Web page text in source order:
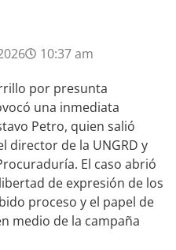
10:37 am
por presunta
una inmediata
Petro, quien salió
director de la UNGRD y
El caso abrió
de expresión de los
proceso y el papel de
medio de la campaña